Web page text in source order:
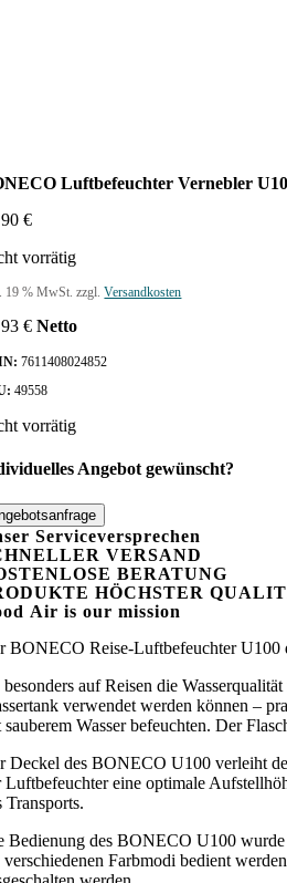
Luftbefeuchter Vernebler
€
vorrätig
19 % MwSt. zzgl.Versandkosten
€ Netto
7611408024852
49558
vorrätig
Angebot gewünscht?
Serviceversprechen
VERSAND
BERATUNG
HÖCHSTER
Air is our mission
BONECO Reise-Luftbefeuchter U100
besonders auf Reisen die
verwendet werden können –
sauberem Wasser befeuchten. Der
Deckel des BONECO U100 verleiht
Luftbefeuchter eine optimale
Transports.
Bedienung des BONECO U100
verschiedenen Farbmodi bedient